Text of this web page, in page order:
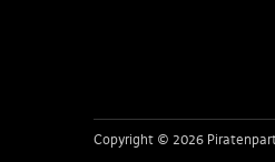
Copyright © 2026